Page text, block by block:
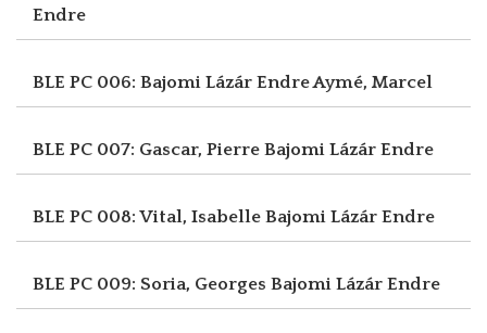
Endre
BLE PC 006: Bajomi Lázár EndreAymé, Marcel
BLE PC 007: Gascar, Pierre Bajomi Lázár Endre
BLE PC 008: Vital, Isabelle Bajomi Lázár Endre
BLE PC 009: Soria, Georges Bajomi Lázár Endre